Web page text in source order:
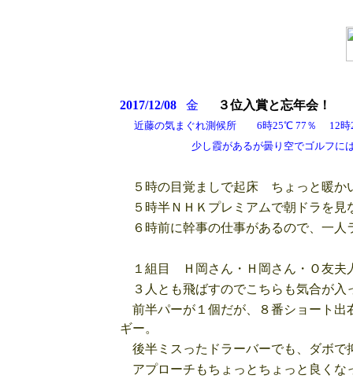
2017/12/08金 ３位入賞と忘年会！
近藤の気まぐれ測候所 6時25℃ 77％ 12
少し霞があるが曇り空でゴルフには
５時の目覚ましで起床 ちょっと暖か
５時半ＮＨＫプレミアムで朝ドラを
６時前に幹事の仕事があるので、一
１組目 Ｈ岡さん・Ｈ岡さん・Ｏ友夫
３人とも飛ばすのでこちらも気合が入
前半パーが１個だが、８番ショート
ギー。
後半ミスったドラーバーでも、ダボで
アプローチもちょっとちょっと良くな